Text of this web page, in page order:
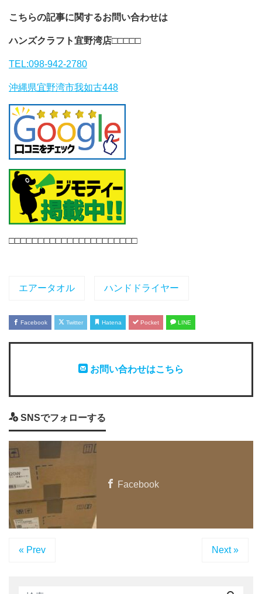
こちらの記事に関するお問い合わせは
ハンズクラフト宜野湾店□□□□□
TEL:098-942-2780
沖縄県宜野湾市我如古448
□□□□□□□□□□□□□□□□□□□□□□
エアータオル ハンドドライヤー
Facebook Twitter Hatena Pocket LINE
お問い合わせはこちら
SNSでフォローする
Facebook
« Prev Next »